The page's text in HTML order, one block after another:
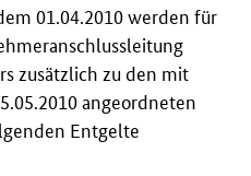
01.04.2010 werden für
zusätzlich zu den mit
angeordneten
Entgelte